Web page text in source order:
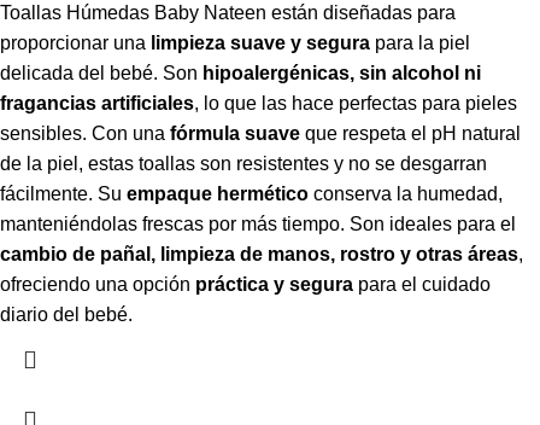
Toallas Húmedas Baby Nateen están diseñadas para
proporcionar una limpieza suave y segura para la piel
delicada del bebé. Son hipoalergénicas, sin alcohol ni
fragancias artificiales, lo que las hace perfectas para pieles
sensibles. Con una fórmula suave que respeta el pH natural
de la piel, estas toallas son resistentes y no se desgarran
fácilmente. Su empaque hermético conserva la humedad,
manteniéndolas frescas por más tiempo. Son ideales para el
cambio de pañal, limpieza de manos, rostro y otras áreas,
ofreciendo una opción práctica y segura para el cuidado
diario del bebé.